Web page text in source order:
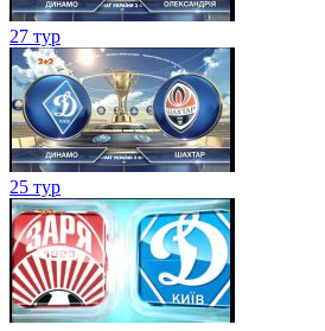
27 тур
25 тур